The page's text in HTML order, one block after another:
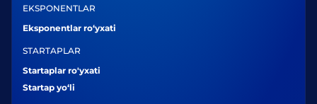
EKSPONENTLAR
Eksponentlar ro‘yxati
STARTAPLAR
Startaplar ro'yxati
Startap yo‘li